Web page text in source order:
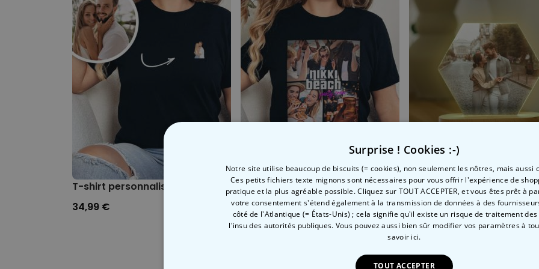
T-shirt personnalisé avec petite illustration
34,99 €
T-shirt personnalisé avec 3 photos et texte
29,99 €
Lampe LED personnalisée
29,99 €
Surprise ! Cookies :-)
Notre site utilise beaucoup de biscuits (= cookies), non seulement les nôtres, mais aussi
Ces petits fichiers texte mignons sont nécessaires pour vous offrir l'expérience de
pratique et la plus agréable possible. Cliquez sur TOUT ACCEPTER, et vous êtes prêt à
votre consentement s'étend également à la transmission de données à des
côté de l'Atlantique (= États-Unis) ; cela signifie qu'il existe un risque de traitement des
l'insu des autorités publiques. Vous pouvez aussi bien sûr modifier vos paramètres à
savoir ici.
TOUT ACCEPTER